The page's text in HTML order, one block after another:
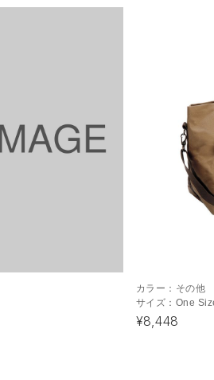
カラー： その他
サイズ： One
¥8,448